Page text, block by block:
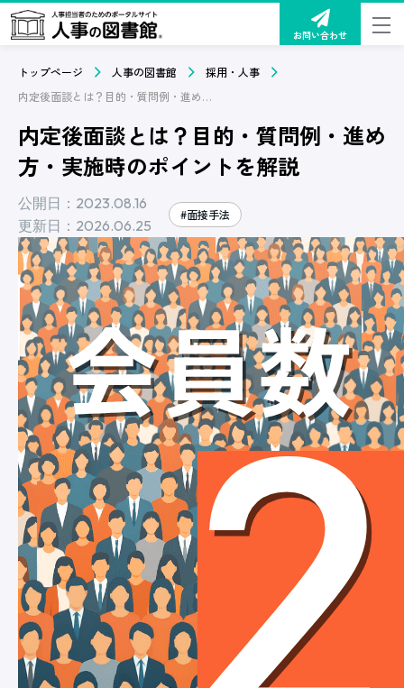
お問い合わせ
トップページ 人事の図書館
採用・人事
内定後面談とは？目的・質問例・進め方・実施時のポイントを解説
内定後面談とは？目的・質問例・進め
方・実施時のポイントを解説
公開日：2023.08.16
更新日：2026.06.25
#面接手法